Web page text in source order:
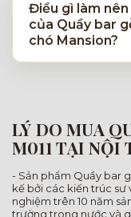
Điều gì làm
của Quầy bar
chó Mansion?
LÝ DO MUA
M011 TẠI NỘI
- Sản phẩm Quầy bar
kế bởi các kiến trúc sư
nghiệm trên 10 năm
trường trong nước và